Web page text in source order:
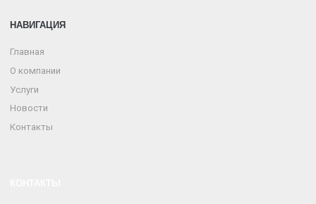
НАВИГАЦИЯ
Главная
О компании
Услуги
Новости
Контакты